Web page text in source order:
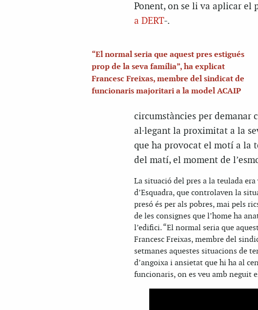
Ponent, on se li va aplicar el
a DERT-.
“El normal seria que aquest pres estigués
prop de la seva família”, ha explicat
Francesc Freixas, membre del sindicat de
funcionaris majoritari a la model ACAIP
circumstàncies per demanar
al·legant la proximitat a la
que ha provocat el motí a la
del matí, el moment de
La situació del pres a la teulada
d’Esquadra, que controlaven la
presó és per als pobres, mai pels
de les consignes que l’home ha
l’edifici. “El normal seria que
Francesc Freixas, membre del
setmanes aquestes situacions de
d’angoixa i ansietat que hi ha al
funcionaris, on es veu amb neguit